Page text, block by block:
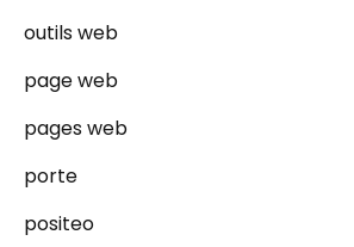
outils web
page web
pages web
porte
positeo